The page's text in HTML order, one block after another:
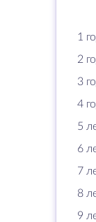
1
2
3
4
5
6
7
8
9